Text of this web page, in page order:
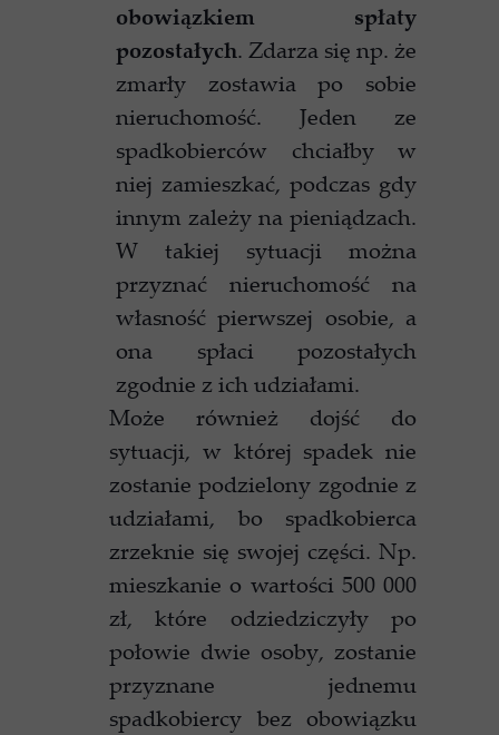
obowiązkiem spłaty
pozostałych. Zdarza się np. że
zmarły zostawia po sobie
nieruchomość. Jeden ze
spadkobierców chciałby w
niej zamieszkać, podczas gdy
innym zależy na pieniądzach.
W takiej sytuacji można
przyznać nieruchomość na
własność pierwszej osobie, a
ona spłaci pozostałych
zgodnie z ich udziałami.
Może również dojść do
sytuacji, w której spadek nie
zostanie podzielony zgodnie z
udziałami, bo spadkobierca
zrzeknie się swojej części. Np.
mieszkanie o wartości 500 000
zł, które odziedziczyły po
połowie dwie osoby, zostanie
przyznane jednemu
spadkobiercy bez obowiązku